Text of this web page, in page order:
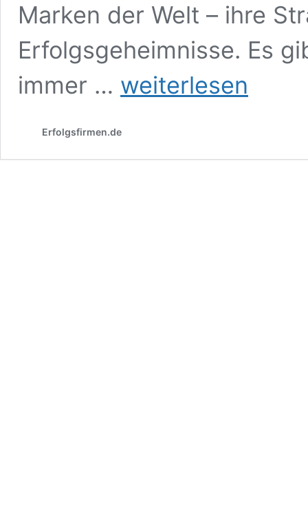
Marken der Welt – ihre
Erfolgsgeheimnisse. Es
immer …
Erfolgreichste
Marken
–
Strategien
weiterlesen
Erfolgsfirmen.de